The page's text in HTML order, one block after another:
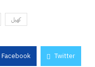
کھیل
Facebook Twitter